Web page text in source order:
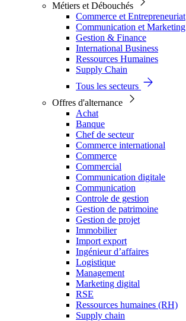
Métiers et Débouchés
Commerce et Entrepreneuriat
Communication et Marketing
Gestion & Finance
International Business
Ressources Humaines
Supply Chain
Tous les secteurs
Offres d'alternance
Achat
Banque
Chef de secteur
Commerce international
Commerce
Commercial
Communication digitale
Communication
Controle de gestion
Gestion de patrimoine
Gestion de projet
Immobilier
Import export
Ingénieur d’affaires
Logistique
Management
Marketing digital
RSE
Ressources humaines (RH)
Supply chain